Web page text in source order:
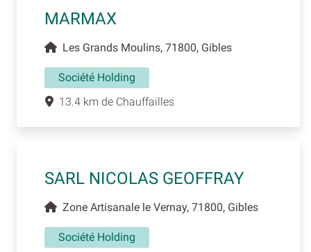
MARMAX
Les Grands Moulins, 71800, Gibles
Société Holding
13.4 km de Chauffailles
SARL NICOLAS GEOFFRAY
Zone Artisanale le Vernay, 71800, Gibles
Société Holding